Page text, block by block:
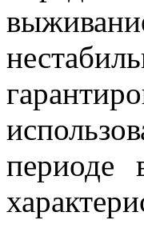
периоде